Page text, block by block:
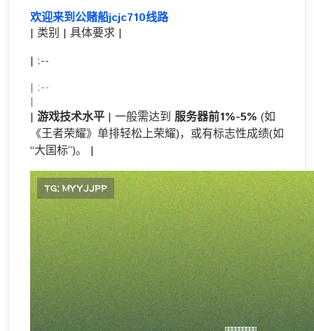
欢迎来到公赌船jcjc710线路
| 类别 | 具体要求 |
| :--
| :--
|
| 游戏技术水平 | 一般需达到 服务器前1%-5% (如
《王者荣耀》单排轻松上荣耀)，或有标志性成绩(如
“大国标”)。 |